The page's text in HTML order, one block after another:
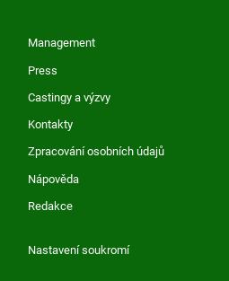
Management
Press
Castingy a výzvy
Kontakty
Zpracování osobních údajů
Nápověda
Redakce
Nastavení soukromí